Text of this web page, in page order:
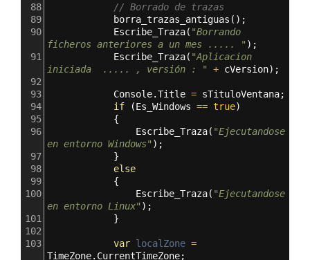
88
// Borrado de trazas
89
borra_trazas_antiguas ();
90
Escribe_Traza( "Borrando
ficheros anteriores a un mes ..... " );
91
Escribe_Traza( "Aplicacion
iniciada  ..... , versión : "
+ cVersion);
92
93
Console.Title = sTituloVentana;
94
if (Es_Windows == true)
95
{
96
Escribe_Traza( "Ejecutandose
en entorno Windows" );
97
}
98
else
99
{
100
Escribe_Traza( "Ejecutandose
en entorno Linux" );
101
}
102
103
var localZone =
TimeZone. CurrentTimeZone;